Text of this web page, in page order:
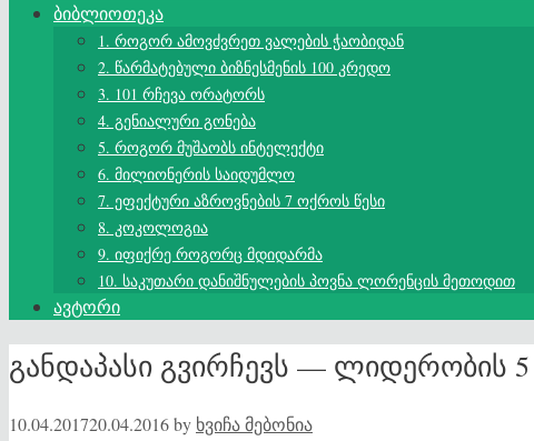
ბიბლიოთეკა
1. როგორ ამოვძვრეთ ვალების ჭაობიდან
2. წარმატებული ბიზნესმენის 100 კრედო
3. 101 რჩევა ორატორს
4. გენიალური გონება
5. როგორ მუშაობს ინტელექტი
6. მილიონერის საიდუმლო
7. ეფექტური აზროვნების 7 ოქროს წესი
8. კოკოლოგია
9. იფიქრე როგორც მდიდარმა
10. საკუთარი დანიშნულების პოვნა ლორენცის მეთოდით
ავტორი
განდაპასი გვირჩევს — ლიდერობის
10.04.201720.04.2016by ხვიჩა მებონია